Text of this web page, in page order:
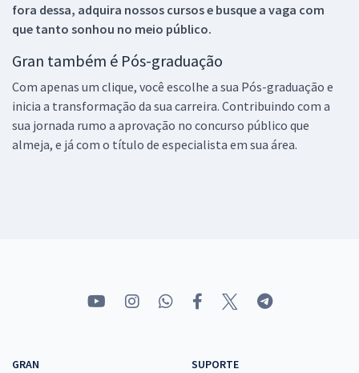
fora dessa, adquira nossos cursos e busque a vaga com
que tanto sonhou no meio público.
Gran também é Pós-graduação
Com apenas um clique, você escolhe a sua Pós-graduação e
inicia a transformação da sua carreira. Contribuindo com a
sua jornada rumo a aprovação no concurso público que
almeja, e já com o título de especialista em sua área.
GRAN
SUPORTE